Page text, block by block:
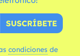
SUSCRÍBETE
condiciones